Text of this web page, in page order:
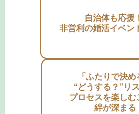
自治体も応援！
非営利の婚活イベン
「ふたりで決め
“どうする？”リ
プロセスを楽しむ
絆が深まる